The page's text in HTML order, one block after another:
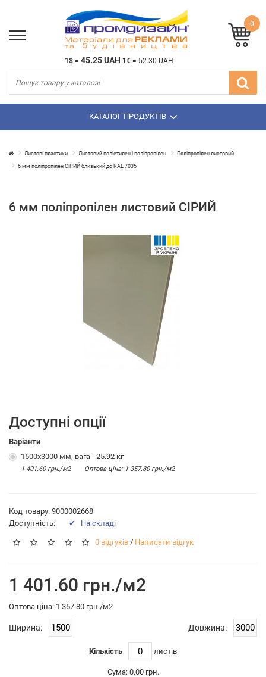
1$ = 45.25 UAH 1€ = 52.30 UAH
0
КАТАЛОГ ПРОДУКТІВ
Листові пластики Листовий поліетилен і поліпропілен Поліпропілен листовий
6 мм поліпропілен СІРИЙ близький до RAL 7035
6 мм поліпропілен листовий СІРИЙ
Доступні опції
Варіанти
1500х3000 мм, вага - 25.92 кг
1 401.60 грн./м2 Оптова цiна: 1 357.80 грн./м2
Код товару: 9000002668
Доступність:
✔ На складі
0 відгуків / Написати відгук
1 401.60 грн./м2
Оптова цiна: 1 357.80 грн./м2
Ширина: Довжина:
Кількість листiв
Сума: 0.00 грн.